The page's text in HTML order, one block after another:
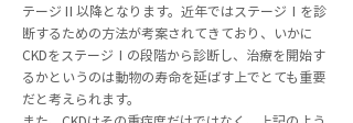
テージⅡ以降となります。近年ではステージⅠを診
断するための方法が考案されてきており、いかに
CKDをステージⅠの段階から診断し、治療を開始す
るかというのは動物の寿命を延ばす上でとても重要
だと考えられます。